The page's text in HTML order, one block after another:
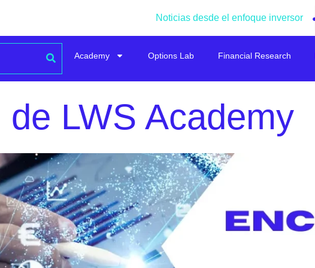
Noticias desde el enfoque inversor
Academy Options Lab Financial Research
de LWS Academy